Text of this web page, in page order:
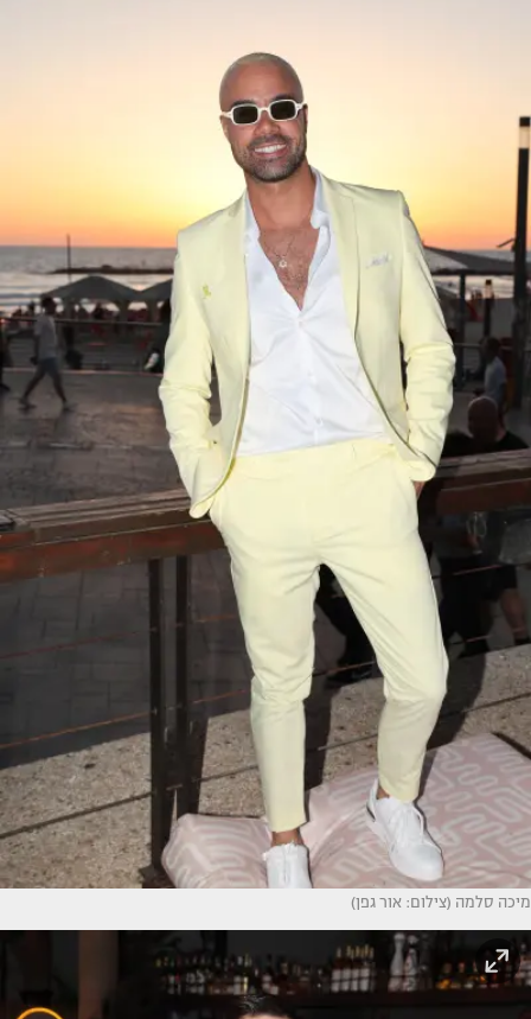
מיכה סלמה (צילום: אור גפן)